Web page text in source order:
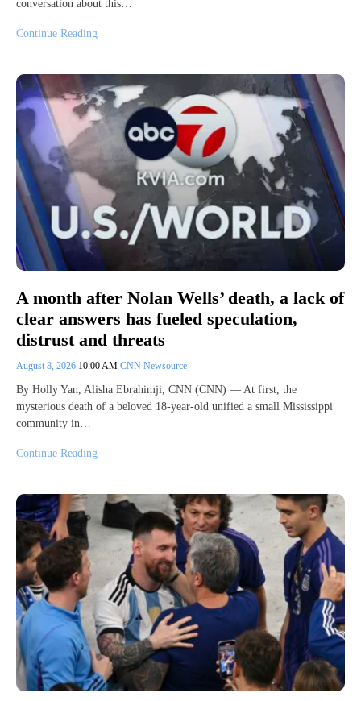
conversation about this…
Continue Reading
A month after Nolan Wells’ death, a lack of
clear answers has fueled speculation,
distrust and threats
August 8, 2026 10:00 AM CNN Newsource
By Holly Yan, Alisha Ebrahimji, CNN (CNN) — At first, the
mysterious death of a beloved 18-year-old unified a small Mississippi
community in…
Continue Reading